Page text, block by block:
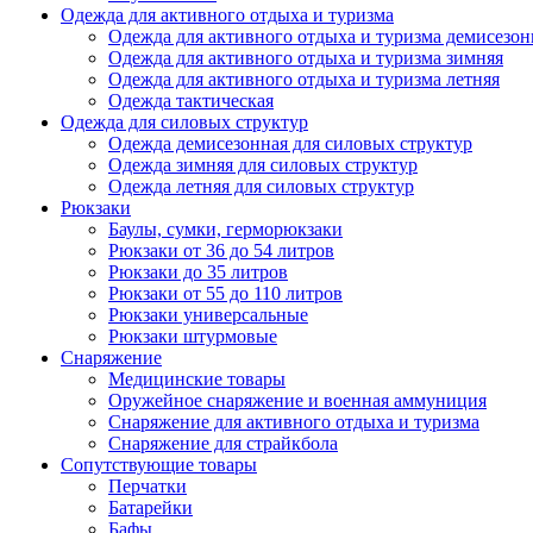
Одежда для активного отдыха и туризма
Одежда для активного отдыха и туризма
Одежда для активного отдыха и туризма зимняя
Одежда для активного отдыха и туризма летняя
Одежда тактическая
Одежда для силовых структур
Одежда демисезонная для силовых структур
Одежда зимняя для силовых структур
Одежда летняя для силовых структур
Рюкзаки
Баулы, сумки, герморюкзаки
Рюкзаки от 36 до 54 литров
Рюкзаки до 35 литров
Рюкзаки от 55 до 110 литров
Рюкзаки универсальные
Рюкзаки штурмовые
Снаряжение
Медицинские товары
Оружейное снаряжение и военная аммуниция
Снаряжение для активного отдыха и туризма
Снаряжение для страйкбола
Сопутствующие товары
Перчатки
Батарейки
Бафы